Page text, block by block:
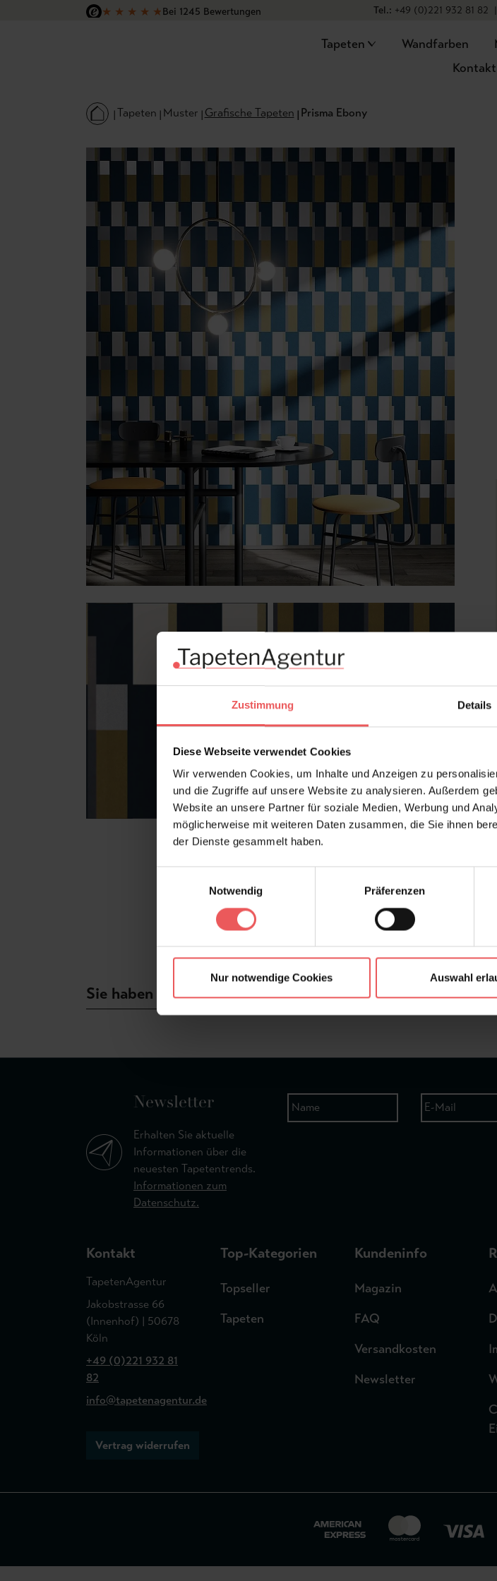
Zustimmung Details
Diese Webseite verwendet Cookies
Wir verwenden Cookies, um Inhalte und Anzeigen zu
und die Zugriffe auf unsere Website zu analysieren. Außerdem
Website an unsere Partner für soziale Medien, Werbung und
möglicherweise mit weiteren Daten zusammen, die Sie ihnen
der Dienste gesammelt haben.
Notwendig
Präferenzen
Nur notwendige Cookies Auswahl
Hauptinhalt springen
Zur Suche springen
Zur Hauptnavigation springen
★ ★ ★ ★ ★Bei 1245 Bewertungen
Tel.: +49 (0)221 932 81 82 |
Tapeten Wandfarben
Kontakt
Tapeten Muster Grafische Tapeten Prisma Ebony
Sie haben Fragen zum Produkt? Frage stellen +49
Newsletter
Erhalten Sie aktuelle
Informationen über die
neuesten Tapetentrends.
Informationen zum
Datenschutz.
Kontakt
TapetenAgentur
Jakobstrasse 66
(Innenhof) | 50678
Köln
+49 (0)221 932 81
82
info@tapetenagentur.de
Vertrag widerrufen
Top-Kategorien
Topseller
Tapeten
Kundeninfo
Magazin
FAQ
Versandkosten
Newsletter